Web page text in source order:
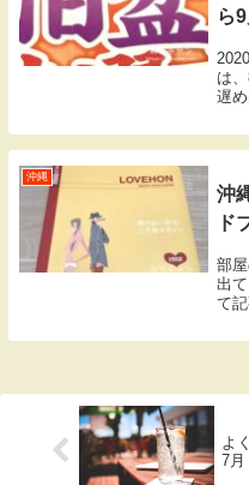
ら
は
遅
あ
日
沖縄
沖
ド
部
出
て
ポ
よ
7月